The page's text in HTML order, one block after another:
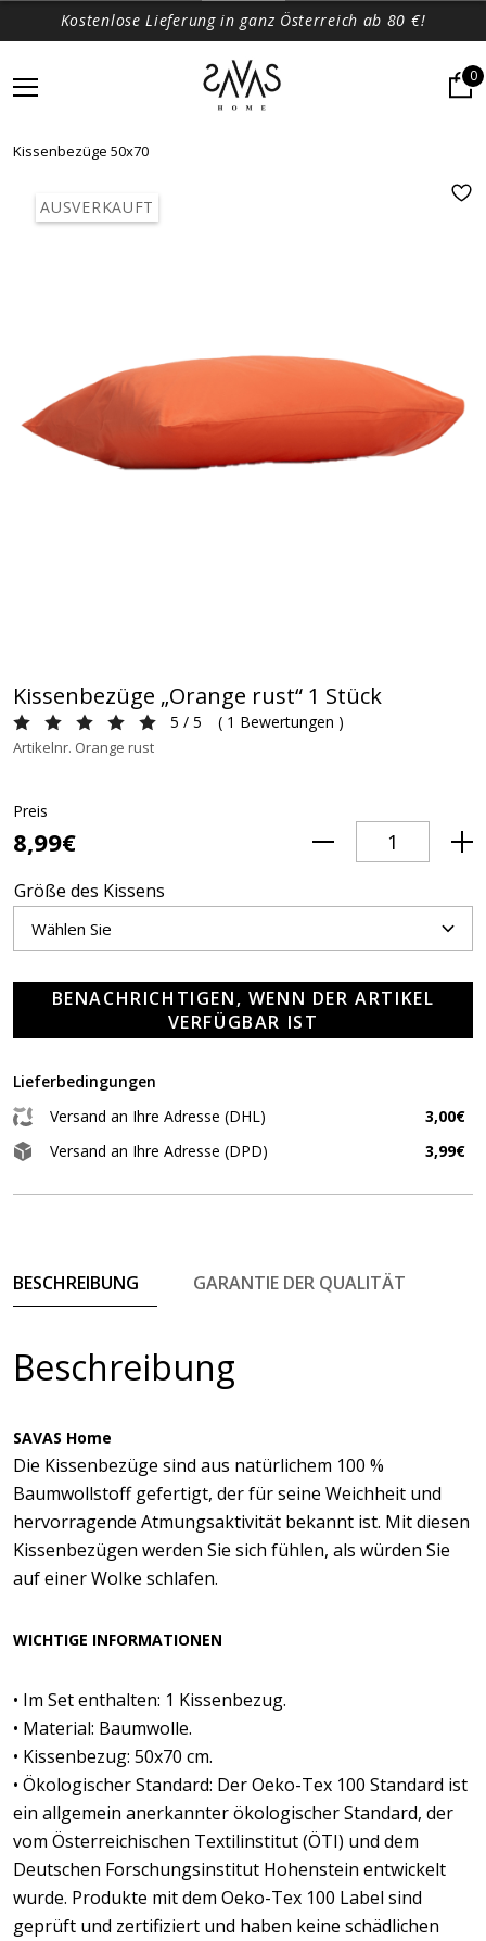
Kostenlose Lieferung in ganz Österreich ab 80 €!
0
Kissenbezüge 50x70
AUSVERKAUFT
Kissenbezüge „Orange rust“ 1 Stück
5 / 5 ( 1 Bewertungen )
Artikelnr. Orange rust
Preis
8,99€
Größe des Kissens
BENACHRICHTIGEN, WENN DER ARTIKEL
VERFÜGBAR IST
Lieferbedingungen
Versand an Ihre Adresse (DHL)
3,00€
Versand an Ihre Adresse (DPD)
3,99€
BESCHREIBUNG GARANTIE DER QUALITÄT
Beschreibung
SAVAS Home
Die Kissenbezüge sind aus natürlichem 100 %
Baumwollstoff gefertigt, der für seine Weichheit und
hervorragende Atmungsaktivität bekannt ist. Mit diesen
Kissenbezügen werden Sie sich fühlen, als würden Sie
auf einer Wolke schlafen.
WICHTIGE INFORMATIONEN
• Im Set enthalten: 1 Kissenbezug.
• Material: Baumwolle.
• Kissenbezug: 50x70 cm.
• Ökologischer Standard: Der Oeko-Tex 100 Standard ist
ein allgemein anerkannter ökologischer Standard, der
vom Österreichischen Textilinstitut (ÖTI) und dem
Deutschen Forschungsinstitut Hohenstein entwickelt
wurde. Produkte mit dem Oeko-Tex 100 Label sind
geprüft und zertifiziert und haben keine schädlichen